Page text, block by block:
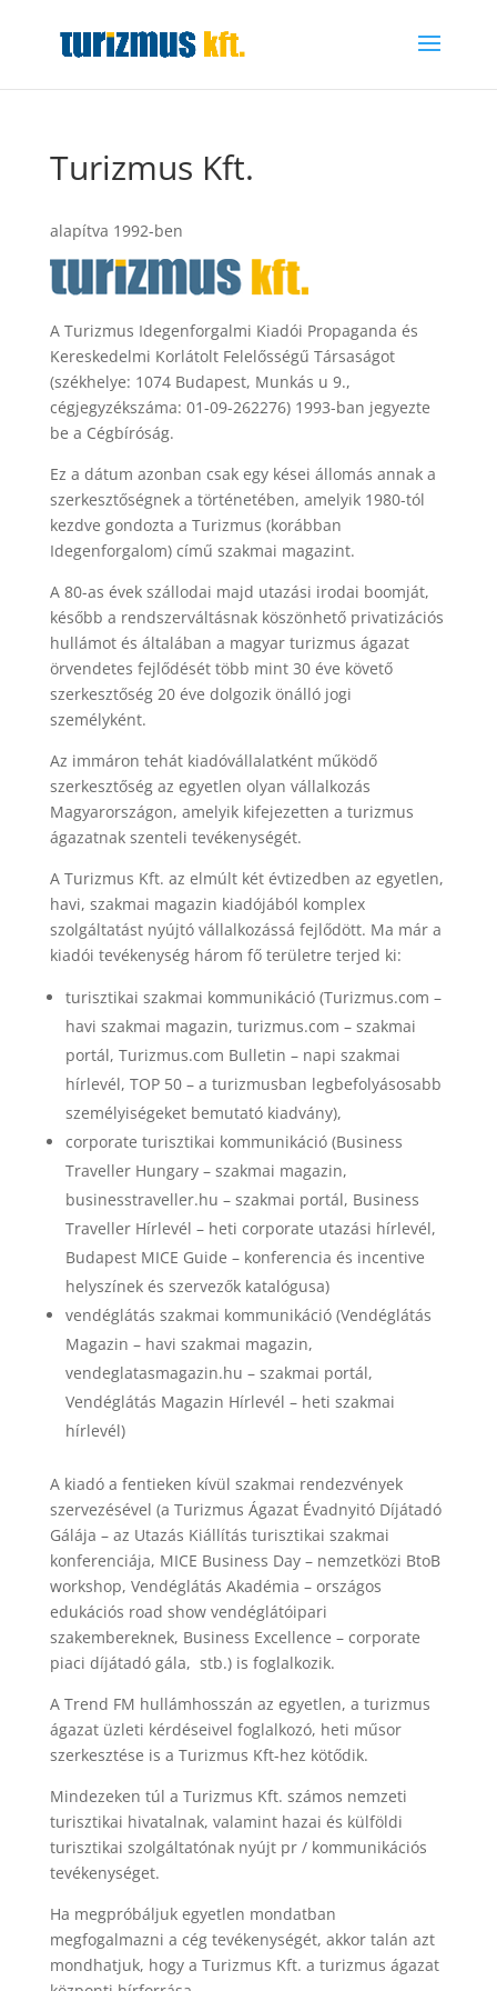
Turizmus Kft.
alapítva 1992-ben
A Turizmus Idegenforgalmi Kiadói Propaganda és
Kereskedelmi Korlátolt Felelősségű Társaságot
(székhelye: 1074 Budapest, Munkás u 9.,
cégjegyzékszáma: 01-09-262276) 1993-ban jegyezte
be a Cégbíróság.
Ez a dátum azonban csak egy kései állomás annak a
szerkesztőségnek a történetében, amelyik 1980-tól
kezdve gondozta a Turizmus (korábban
Idegenforgalom) című szakmai magazint.
A 80-as évek szállodai majd utazási irodai boomját,
később a rendszerváltásnak köszönhető privatizációs
hullámot és általában a magyar turizmus ágazat
örvendetes fejlődését több mint 30 éve követő
szerkesztőség 20 éve dolgozik önálló jogi
személyként.
Az immáron tehát kiadóvállalatként működő
szerkesztőség az egyetlen olyan vállalkozás
Magyarországon, amelyik kifejezetten a turizmus
ágazatnak szenteli tevékenységét.
A Turizmus Kft. az elmúlt két évtizedben az egyetlen,
havi, szakmai magazin kiadójából komplex
szolgáltatást nyújtó vállalkozássá fejlődött. Ma már a
kiadói tevékenység három fő területre terjed ki:
turisztikai szakmai kommunikáció (Turizmus.com –
havi szakmai magazin, turizmus.com – szakmai
portál, Turizmus.com Bulletin – napi szakmai
hírlevél, TOP 50 – a turizmusban legbefolyásosabb
személyiségeket bemutató kiadvány),
corporate turisztikai kommunikáció (Business
Traveller Hungary – szakmai magazin,
businesstraveller.hu – szakmai portál, Business
Traveller Hírlevél – heti corporate utazási hírlevél,
Budapest MICE Guide – konferencia és incentive
helyszínek és szervezők katalógusa)
vendéglátás szakmai kommunikáció (Vendéglátás
Magazin – havi szakmai magazin,
vendeglatasmagazin.hu – szakmai portál,
Vendéglátás Magazin Hírlevél – heti szakmai
hírlevél)
A kiadó a fentieken kívül szakmai rendezvények
szervezésével (a Turizmus Ágazat Évadnyitó Díjátadó
Gálája – az Utazás Kiállítás turisztikai szakmai
konferenciája, MICE Business Day – nemzetközi BtoB
workshop, Vendéglátás Akadémia – országos
edukációs road show vendéglátóipari
szakembereknek, Business Excellence – corporate
piaci díjátadó gála, stb.) is foglalkozik.
A Trend FM hullámhosszán az egyetlen, a turizmus
ágazat üzleti kérdéseivel foglalkozó, heti műsor
szerkesztése is a Turizmus Kft-hez kötődik.
Mindezeken túl a Turizmus Kft. számos nemzeti
turisztikai hivatalnak, valamint hazai és külföldi
turisztikai szolgáltatónak nyújt pr / kommunikációs
tevékenységet.
Ha megpróbáljuk egyetlen mondatban
megfogalmazni a cég tevékenységét, akkor talán azt
mondhatjuk, hogy a Turizmus Kft. a turizmus ágazat